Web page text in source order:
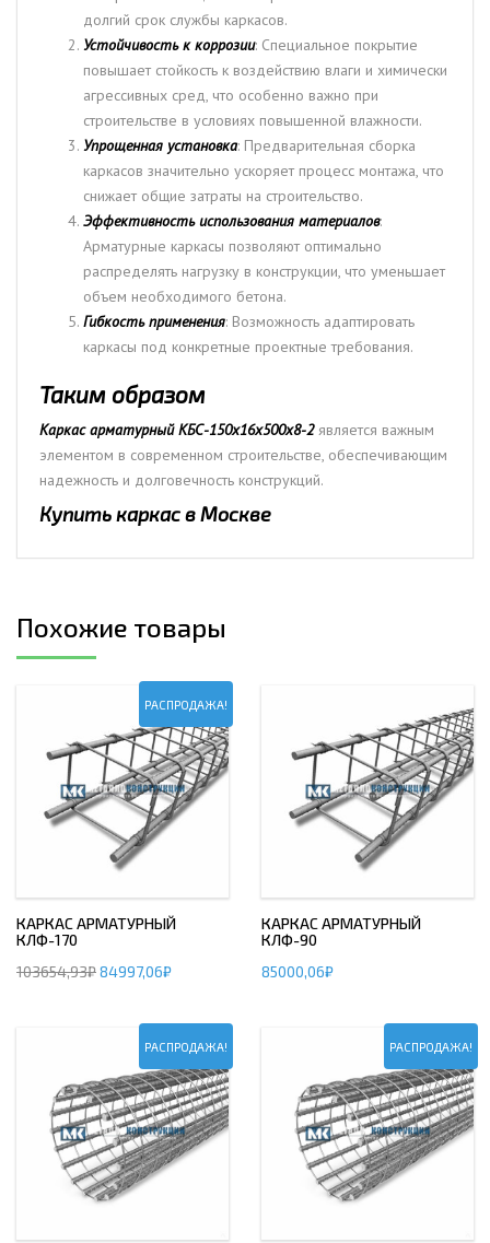
долгий срок службы каркасов.
Устойчивость к коррозии: Специальное покрытие
повышает стойкость к воздействию влаги и химически
агрессивных сред, что особенно важно при
строительстве в условиях повышенной влажности.
Упрощенная установка: Предварительная сборка
каркасов значительно ускоряет процесс монтажа, что
снижает общие затраты на строительство.
Эффективность использования материалов:
Арматурные каркасы позволяют оптимально
распределять нагрузку в конструкции, что уменьшает
объем необходимого бетона.
Гибкость применения: Возможность адаптировать
каркасы под конкретные проектные требования.
Таким образом
Каркас арматурный КБС-150х16х500х8-2является важным
элементом в современном строительстве, обеспечивающим
надежность и долговечность конструкций.
Купить каркас в Москве
Похожие товары
РАСПРОДАЖА!
КАРКАС АРМАТУРНЫЙ
КЛФ-170
103654,93₽84997,06₽
КАРКАС АРМАТУРНЫЙ
КЛФ-90
85000,06₽
РАСПРОДАЖА! РАСПРОДАЖА!